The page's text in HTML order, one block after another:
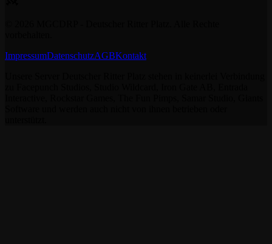
ImpressumDatenschutzAGBKontakt